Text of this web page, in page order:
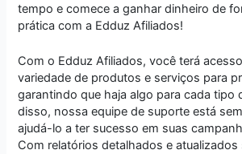
tempo e comece a ganhar dinheiro de
prática com a Edduz Afiliados!
Com o Edduz Afiliados, você terá
variedade de produtos e serviços para
garantindo que haja algo para cada tipo
disso, nossa equipe de suporte está
ajudá-lo a ter sucesso em suas
Com relatórios detalhados e atualizados